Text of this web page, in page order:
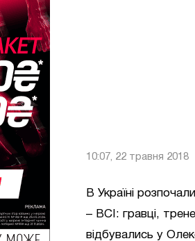
10:07, 22 травня 2018
В Україні
– ВСІ: гравці,
відбувались у